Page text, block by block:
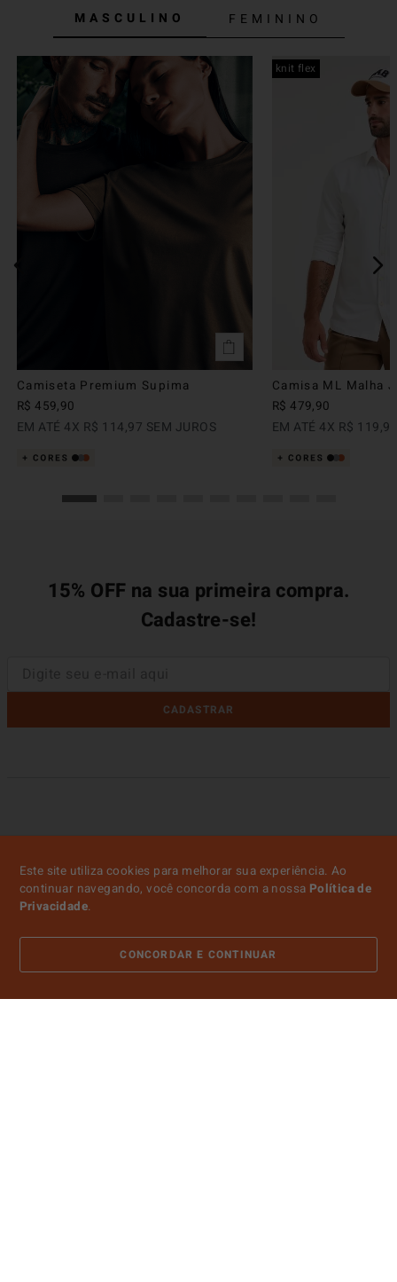
MASCULINO FEMININO
Camiseta Premium Supima
R$ 459,90
EM ATÉ 4X R$ 114,97 SEM JUROS
knit flex
Camisa ML Malha
R$ 479,90
EM ATÉ 4X R$ 119,
15% OFF na sua primeira compra.
Cadastre-se!
CADASTRAR
Este site utiliza cookies para melhorar sua experiência. Ao
continuar navegando, você concorda com a nossa Política de
Privacidade.
CONCORDAR E CONTINUAR